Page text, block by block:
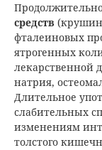
средств
фталеиновых
ятрогенных
лекарственной
натрия,
Длительное
слабительных
изменениям
толстого